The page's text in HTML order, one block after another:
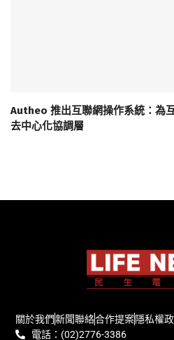
Autheo 推出互聯網操作系統：為
去中心化協調層
關於我們新聞聯絡合作提案隱私權
電話：(02)2776-3386